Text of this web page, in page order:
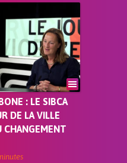
: LE SIBCA
DE LA VILLE
CHANGEMENT